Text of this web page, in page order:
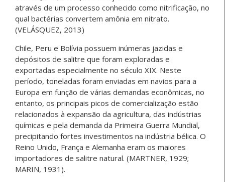
através de um processo conhecido como nitrificação, no
qual bactérias convertem amônia em nitrato.
(VELÁSQUEZ, 2013)
Chile, Peru e Bolívia possuem inúmeras jazidas e
depósitos de salitre que foram exploradas e
exportadas especialmente no século XIX. Neste
período, toneladas foram enviadas em navios para a
Europa em função de várias demandas econômicas, no
entanto, os principais picos de comercialização estão
relacionados à expansão da agricultura, das indústrias
químicas e pela demanda da Primeira Guerra Mundial,
precipitando fortes investimentos na indústria bélica. O
Reino Unido, França e Alemanha eram os maiores
importadores de salitre natural. (MARTNER, 1929;
MARIN, 1931).